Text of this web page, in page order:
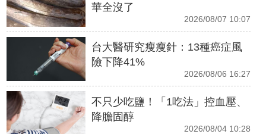
華全沒了
2026/08/07 10:07
台大醫研究瘦瘦針：13種癌症風
險下降41%
2026/08/06 16:27
不只少吃鹽！「1吃法」控血壓、
降膽固醇
2026/08/04 10:28